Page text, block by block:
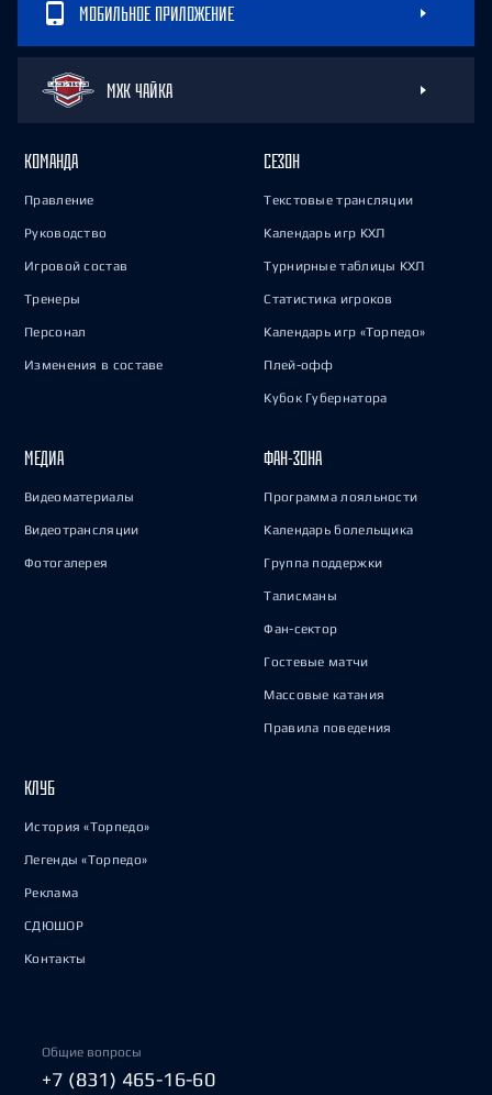
МОБИЛЬНОЕ ПРИЛОЖЕНИЕ
МХК ЧАЙКА
КОМАНДА
Правление
Руководство
Игровой состав
Тренеры
Персонал
Изменения в составе
СЕЗОН
Текстовые трансляции
Календарь игр КХЛ
Турнирные таблицы КХЛ
Статистика игроков
Календарь игр «Торпедо»
Плей-офф
Кубок Губернатора
МЕДИА
Видеоматериалы
Видеотрансляции
Фотогалерея
ФАН-ЗОНА
Программа лояльности
Календарь болельщика
Группа поддержки
Талисманы
Фан-сектор
Гостевые матчи
Массовые катания
Правила поведения
КЛУБ
История «Торпедо»
Легенды «Торпедо»
Реклама
СДЮШОР
Контакты
Общие вопросы
+7 (831) 465-16-60